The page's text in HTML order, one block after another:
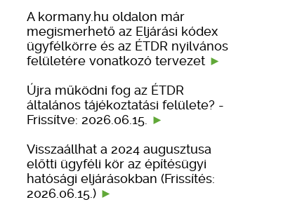
A kormany.hu oldalon már
megismerhető az Eljárási kódex
ügyfélkörre és az ÉTDR nyilvános
felületére vonatkozó tervezet
Újra működni fog az ÉTDR
általános tájékoztatási felülete? -
Frissítve: 2026.06.15.
Visszaállhat a 2024 augusztusa
előtti ügyféli kör az építésügyi
hatósági eljárásokban (Frissítés:
2026.06.15.)